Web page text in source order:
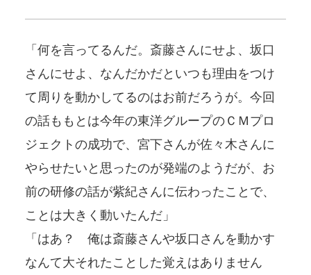
「何を言ってるんだ。斎藤さんにせよ、坂口
さんにせよ、なんだかだといつも理由をつけ
て周りを動かしてるのはお前だろうが。今回
の話ももとは今年の東洋グループのＣＭプロ
ジェクトの成功で、宮下さんが佐々木さんに
やらせたいと思ったのが発端のようだが、お
前の研修の話が紫紀さんに伝わったことで、
ことは大きく動いたんだ」
「はあ？ 俺は斎藤さんや坂口さんを動かす
なんて大それたことした覚えはありません